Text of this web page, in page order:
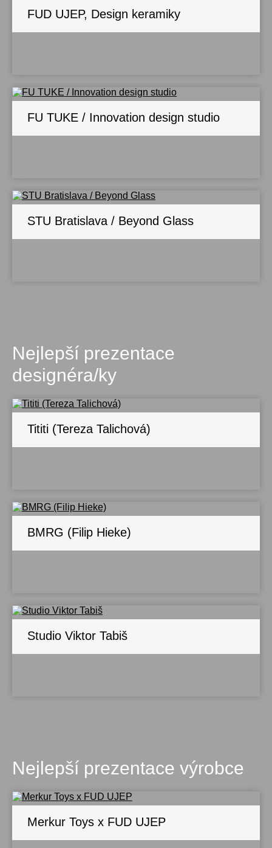
FUD UJEP, Design keramiky
FU TUKE / Innovation design studio
STU Bratislava / Beyond Glass
Nejlepší prezentace
designéra/ky
Tititi (Tereza Talichová)
BMRG (Filip Hieke)
Studio Viktor Tabiš
Nejlepší prezentace výrobce
Merkur Toys x FUD UJEP